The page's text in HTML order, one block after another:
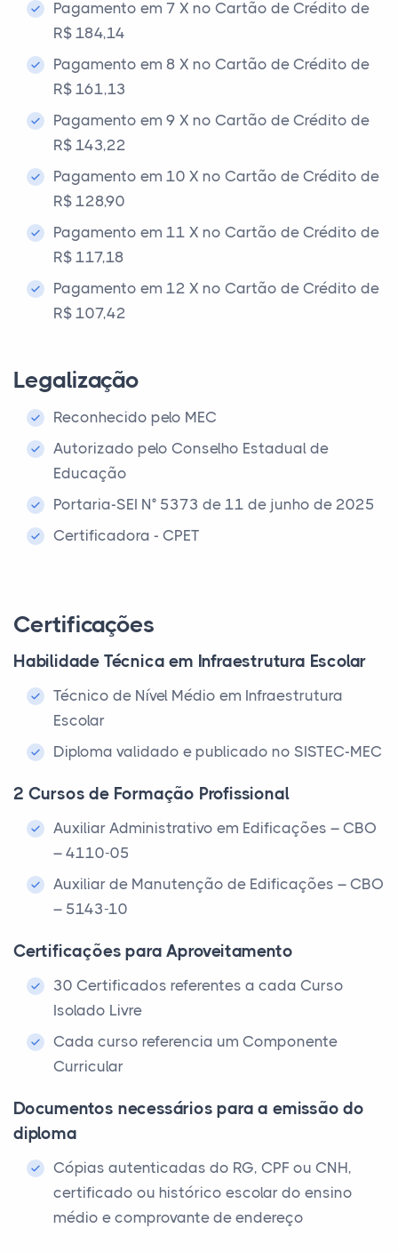
Pagamento em 7 X no Cartão de Crédito de
R$ 184,14
Pagamento em 8 X no Cartão de Crédito de
R$ 161,13
Pagamento em 9 X no Cartão de Crédito de
R$ 143,22
Pagamento em 10 X no Cartão de Crédito de
R$ 128,90
Pagamento em 11 X no Cartão de Crédito de
R$ 117,18
Pagamento em 12 X no Cartão de Crédito de
R$ 107,42
Legalização
Reconhecido pelo MEC
Autorizado pelo Conselho Estadual de
Educação
Portaria-SEI N° 5373 de 11 de junho de 2025
Certificadora - CPET
Certificações
Habilidade Técnica em Infraestrutura Escolar
Técnico de Nível Médio em Infraestrutura
Escolar
Diploma validado e publicado no SISTEC-MEC
2 Cursos de Formação Profissional
Auxiliar Administrativo em Edificações – CBO
– 4110-05
Auxiliar de Manutenção de Edificações – CBO
– 5143-10
Certificações para Aproveitamento
30 Certificados referentes a cada Curso
Isolado Livre
Cada curso referencia um Componente
Curricular
Documentos necessários para a emissão do
diploma
Cópias autenticadas do RG, CPF ou CNH,
certificado ou histórico escolar do ensino
médio e comprovante de endereço